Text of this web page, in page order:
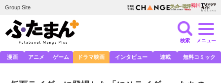
Group Site
検索 メニュー
漫画 アニメ ゲーム ドラマ映画 インタビュー 連載 無料コミック